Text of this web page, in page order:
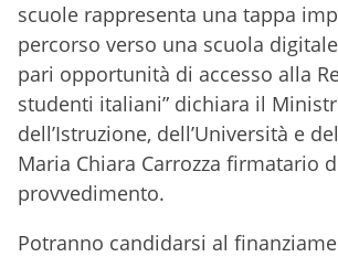
scuole rappresenta una tappa
percorso verso una scuola
pari opportunità di accesso alla
studenti italiani” dichiara il
dell’Istruzione, dell’Università e
Maria Chiara Carrozza firmatario
provvedimento.
Potranno candidarsi al